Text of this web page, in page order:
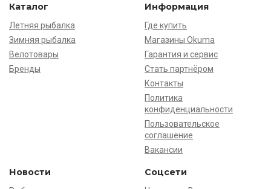
Каталог
Летняя рыбалка
Зимняя рыбалка
Велотовары
Бренды
Информация
Где купить
Магазины Okuma
Гарантия и сервис
Стать партнёром
Контакты
Политика
конфиденциальности
Пользовательское
соглашение
Вакансии
Новости Соцсети